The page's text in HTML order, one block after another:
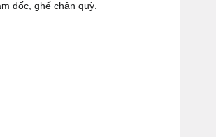
đốc, ghế chân quỳ.